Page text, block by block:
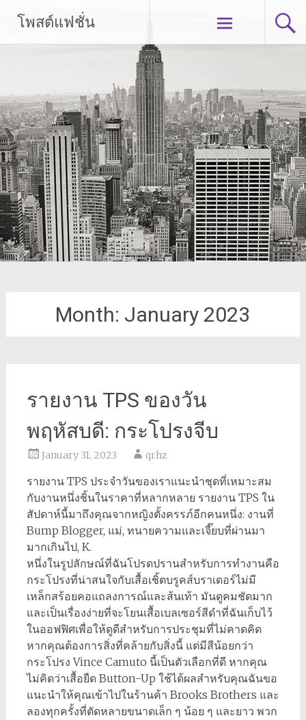
content
โพสต์แฟชั่น
Month: January 2023
รายงาน TPS ของวัน
พฤหัสบดี: กระโปรงจีบ
January 31, 2023 qrhz
รายงาน TPS ประจำวันของเราแนะนำชุดที่เหมาะสม
กับงานหนึ่งชิ้นในราคาที่หลากหลาย รายงาน TPS ใน
สัปดาห์นี้มาถึงคุณจากหญิงตั้งครรภ์อีกคนหนึ่ง: งานที่
Bump Blogger, แม่, ทนายความและเจี๊ยบที่ผ่านมา
มากเกินไป, K.
หนึ่งในรูปลักษณ์ที่ฉันโปรดปรานสำหรับการทำงานคือ
กระโปรงที่น่าสนใจกับเสื้อเชิ้ตบรูคส์บราเดอร์ไม่มี
เหล็กสร้อยคอแถลงการณ์และส้นเท้า มันดูคมชัดมาก
และเป็นเรื่องง่ายที่จะโยนเสื้อเบลเซอร์สีดำที่ฉันเก็บไว้
ในออฟฟิศเพื่อให้ดูดีสำหรับการประชุมที่ไม่คาดคิด
หากคุณต้องการสิ่งที่คล้ายกับสิ่งนี้ แต่มีสีน้อยกว่า
กระโปรง Vince Camuto นี้เป็นตัวเลือกที่ดี หากคุณ
ไม่คิดว่าเสื้อยืด Button-Up ใช้ได้ผลสำหรับคุณฉันขอ
แนะนำให้คุณเข้าไปในร้านค้า Brooks Brothers และ
ลองทุกครั้งที่ตัดหลายขนาดเล็ก ๆ น้อย ๆ และยาว พวก